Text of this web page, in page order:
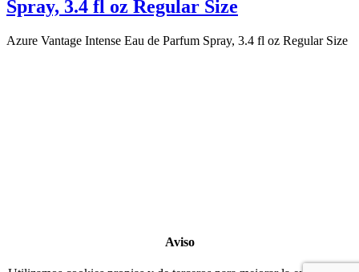
Spray, 3.4 fl oz Regular Size
Azure Vantage Intense Eau de Parfum Spray, 3.4 fl oz Regular Size
Aviso